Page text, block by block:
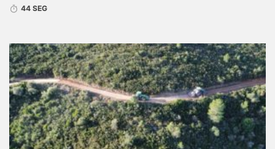
44 SEG